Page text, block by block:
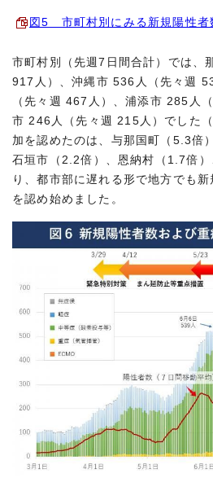
図5 市町村別にみる新規陽性者
市町村別（先週7日間合計）では、
917人）、沖縄市 536人（先々週
（先々週 467人）、浦添市 285人
市 246人（先々週 215人）でした
加を認めたのは、与那国町（5.3倍
石垣市（2.2倍）、恩納村（1.7倍
り、都市部に遅れる形で地方でも
を認め始めました。